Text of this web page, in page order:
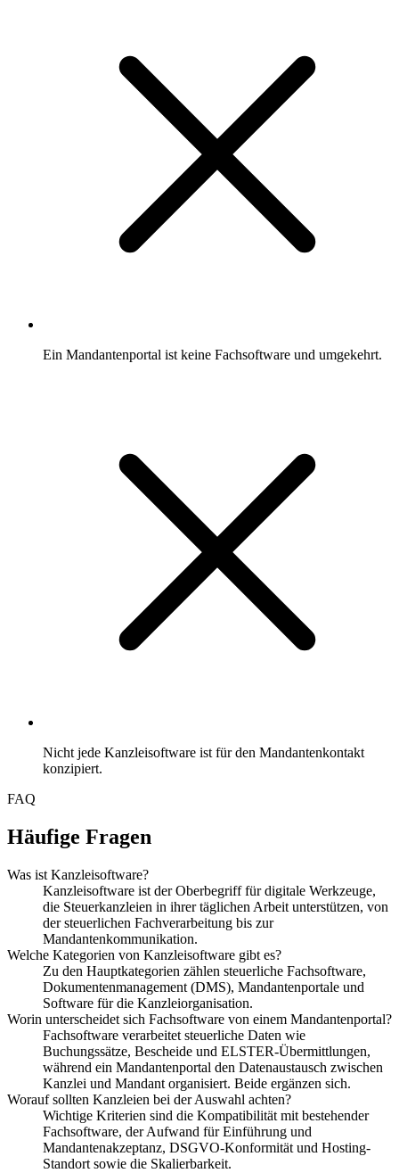
Ein Mandantenportal ist keine Fachsoftware und umgekehrt.
Nicht jede Kanzleisoftware ist für den Mandantenkontakt
konzipiert.
FAQ
Häufige Fragen
Was ist Kanzleisoftware?
Kanzleisoftware ist der Oberbegriff für digitale Werkzeuge,
die Steuerkanzleien in ihrer täglichen Arbeit unterstützen, von
der steuerlichen Fachverarbeitung bis zur
Mandantenkommunikation.
Welche Kategorien von Kanzleisoftware gibt es?
Zu den Hauptkategorien zählen steuerliche Fachsoftware,
Dokumentenmanagement (DMS), Mandantenportale und
Software für die Kanzleiorganisation.
Worin unterscheidet sich Fachsoftware von einem Mandantenportal?
Fachsoftware verarbeitet steuerliche Daten wie
Buchungssätze, Bescheide und ELSTER-Übermittlungen,
während ein Mandantenportal den Datenaustausch zwischen
Kanzlei und Mandant organisiert. Beide ergänzen sich.
Worauf sollten Kanzleien bei der Auswahl achten?
Wichtige Kriterien sind die Kompatibilität mit bestehender
Fachsoftware, der Aufwand für Einführung und
Mandantenakzeptanz, DSGVO-Konformität und Hosting-
Standort sowie die Skalierbarkeit.